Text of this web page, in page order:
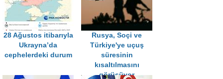
28 Ağustos itibarıyla
Ukrayna’da
cephelerdeki durum
Rusya, Soçi ve
Türkiye'ye uçuş
süresinin
kısaltılmasını
görüşüyor